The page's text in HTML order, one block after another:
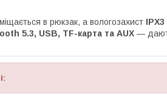
в рюкзак, а вологозахист IPX3
5.3, USB, TF-карта та AUX —